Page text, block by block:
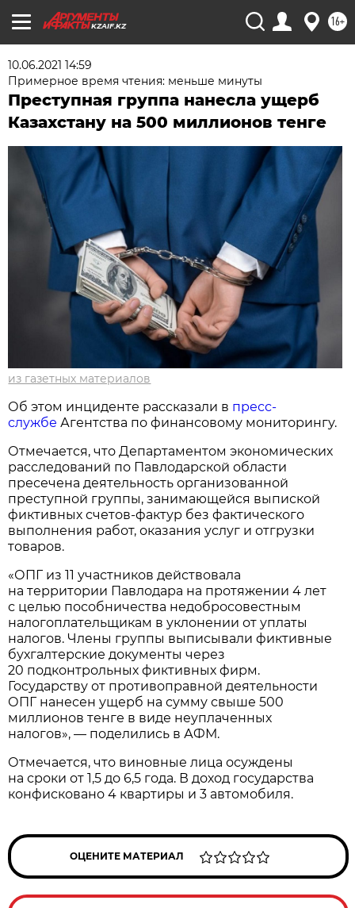
KZAIF.KZ 16+
10.06.2021 14:59
Примерное время чтения: меньше минуты
Преступная группа нанесла ущерб
Казахстану на 500 миллионов тенге
из газетных материалов
Об этом инциденте рассказали в пресс-
службе Агентства по финансовому мониторингу.
Отмечается, что Департаментом экономических
расследований по Павлодарской области
пресечена деятельность организованной
преступной группы, занимающейся выпиской
фиктивных счетов-фактур без фактического
выполнения работ, оказания услуг и отгрузки
товаров.
«ОПГ из 11 участников действовала
на территории Павлодара на протяжении 4 лет
с целью пособничества недобросовестным
налогоплательщикам в уклонении от уплаты
налогов. Члены группы выписывали фиктивные
бухгалтерские документы через
20 подконтрольных фиктивных фирм.
Государству от противоправной деятельности
ОПГ нанесен ущерб на сумму свыше 500
миллионов тенге в виде неуплаченных
налогов», — поделились в АФМ.
Отмечается, что виновные лица осуждены
на сроки от 1,5 до 6,5 года. В доход государства
конфисковано 4 квартиры и 3 автомобиля.
ОЦЕНИТЕ МАТЕРИАЛ